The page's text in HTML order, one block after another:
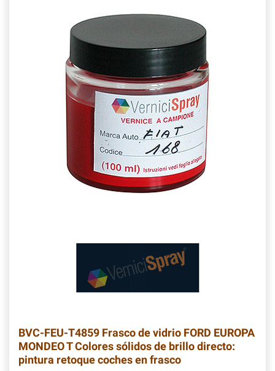
BVC-FEU-T4859 Frasco de vidrio FORD EUROPA
MONDEO T Colores sólidos de brillo directo:
pintura retoque coches en frasco